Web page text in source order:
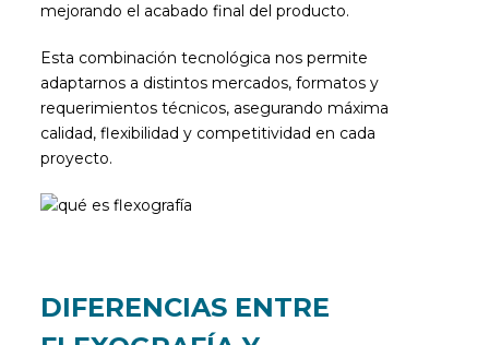
mejorando el acabado final del producto.
Esta combinación tecnológica nos permite
adaptarnos a distintos mercados, formatos y
requerimientos técnicos, asegurando máxima
calidad, flexibilidad y competitividad en cada
proyecto.
DIFERENCIAS ENTRE